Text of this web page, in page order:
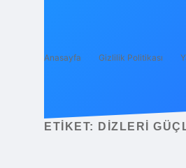
Anasayfa Gizlilik Politikası
ETIKET: DIZLERI